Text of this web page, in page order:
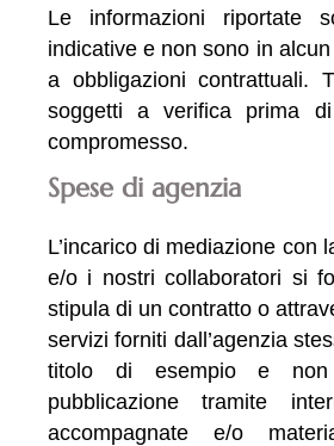
Le informazioni riportate
indicative e non sono in
a obbligazioni contrattuali.
soggetti a verifica prima
compromesso.
Spese di agenzia
L’incarico di mediazione con
e/o i nostri collaboratori si
stipula di un contratto o
servizi forniti dall’agenzia
titolo di esempio e non
pubblicazione tramite
accompagnate e/o